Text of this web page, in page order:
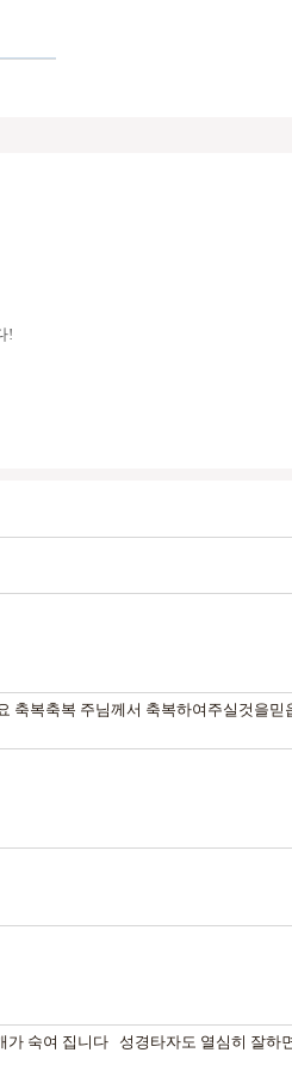
!
축복축복 주님께서 축복하여주실것을믿
숙여 집니다 성경타자도 열심히 잘